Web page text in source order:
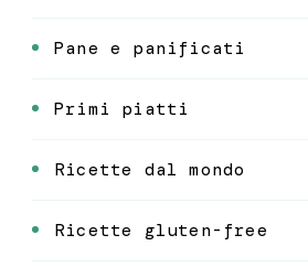
Pane e panificati
Primi piatti
Ricette dal mondo
Ricette gluten-free